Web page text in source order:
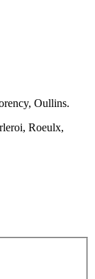
Oullins.
Roeulx,